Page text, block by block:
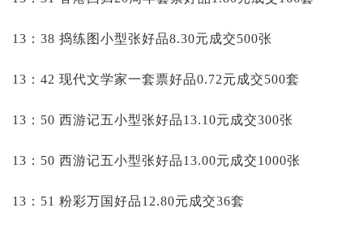
13：38 捣练图小型张好品8.30元成交500张
13：42 现代文学家一套票好品0.72元成交500套
13：50 西游记五小型张好品13.10元成交300张
13：50 西游记五小型张好品13.00元成交1000张
13：51 粉彩万国好品12.80元成交36套